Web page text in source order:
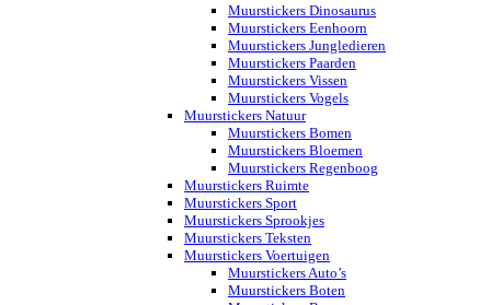
Muurstickers Dinosaurus
Muurstickers Eenhoorn
Muurstickers Jungledieren
Muurstickers Paarden
Muurstickers Vissen
Muurstickers Vogels
Muurstickers Natuur
Muurstickers Bomen
Muurstickers Bloemen
Muurstickers Regenboog
Muurstickers Ruimte
Muurstickers Sport
Muurstickers Sprookjes
Muurstickers Teksten
Muurstickers Voertuigen
Muurstickers Auto’s
Muurstickers Boten